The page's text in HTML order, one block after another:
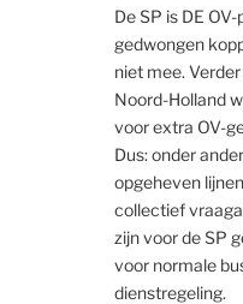
De SP is DE
gedwongen
niet mee.
Noord-Holland
voor extra OV-
Dus: onder
opgeheven
collectief
zijn voor de SP
voor normale
dienstregeling.